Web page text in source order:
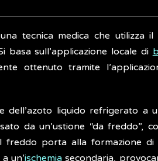
tecnica medica che utilizza
basa sull’applicazione locale di
ottenuto tramite
dell’azoto liquido refrigerato a
da un’ustione “da freddo”,
freddo porta alla formazione di
un’ischemia secondaria,